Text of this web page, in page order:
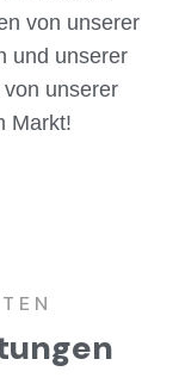
von unserer
und unserer
unserer
Markt!